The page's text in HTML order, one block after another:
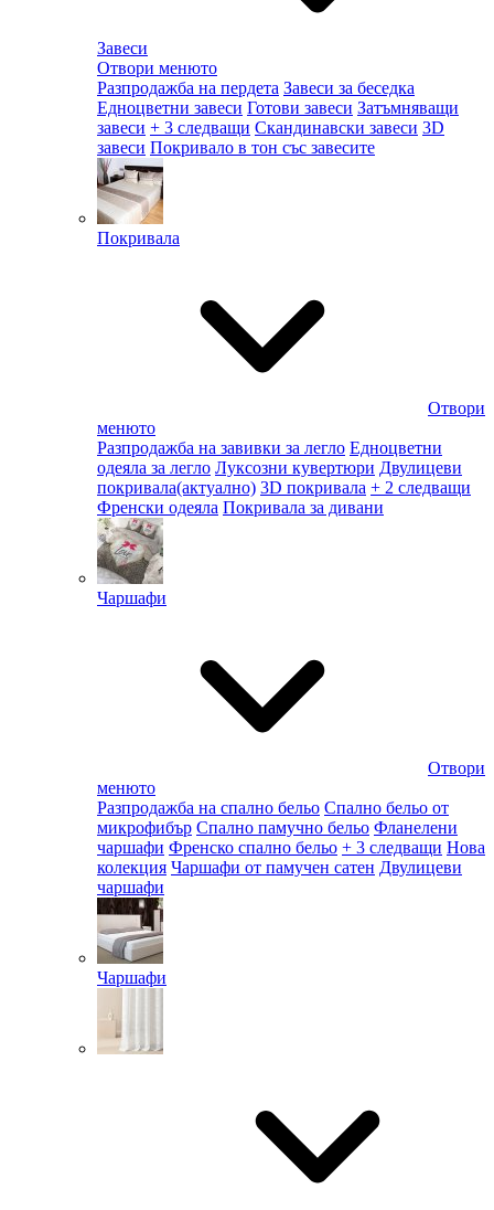
Завеси
Отвори менюто
Разпродажба на пердета Завеси за беседка
Едноцветни завеси Готови завеси Затъмняващи
завеси + 3 следващи Скандинавски завеси 3D
завеси Покривало в тон със завесите
Покривала
Отвори
менюто
Разпродажба на завивки за легло Едноцветни
одеяла за легло Луксозни кувертюри Двулицеви
покривала(актуално) 3D покривала + 2 следващи
Френски одеяла Покривала за дивани
Чаршафи
Отвори
менюто
Разпродажба на спално бельо Спално бельо от
микрофибър Спално памучно бельо Фланелени
чаршафи Френско спално бельо + 3 следващи Нова
колекция Чаршафи от памучен сатен Двулицеви
чаршафи
Чаршафи